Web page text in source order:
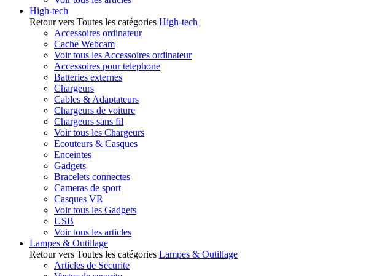
High-tech
Retour vers Toutes les catégories High-tech
Accessoires ordinateur
Cache Webcam
Voir tous les Accessoires ordinateur
Accessoires pour telephone
Batteries externes
Chargeurs
Cables & Adaptateurs
Chargeurs de voiture
Chargeurs sans fil
Voir tous les Chargeurs
Ecouteurs & Casques
Enceintes
Gadgets
Bracelets connectes
Cameras de sport
Casques VR
Voir tous les Gadgets
USB
Voir tous les articles
Lampes & Outillage
Retour vers Toutes les catégories Lampes & Outillage
Articles de Securite